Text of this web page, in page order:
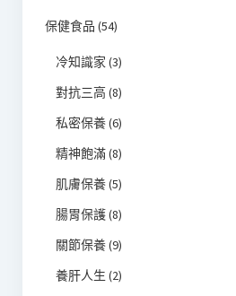
保健食品 (54)
冷知識家 (3)
對抗三高(8)
私密保養(6)
精神飽滿(8)
肌膚保養(5)
腸胃保護(8)
關節保養(9)
養肝人生 (2)